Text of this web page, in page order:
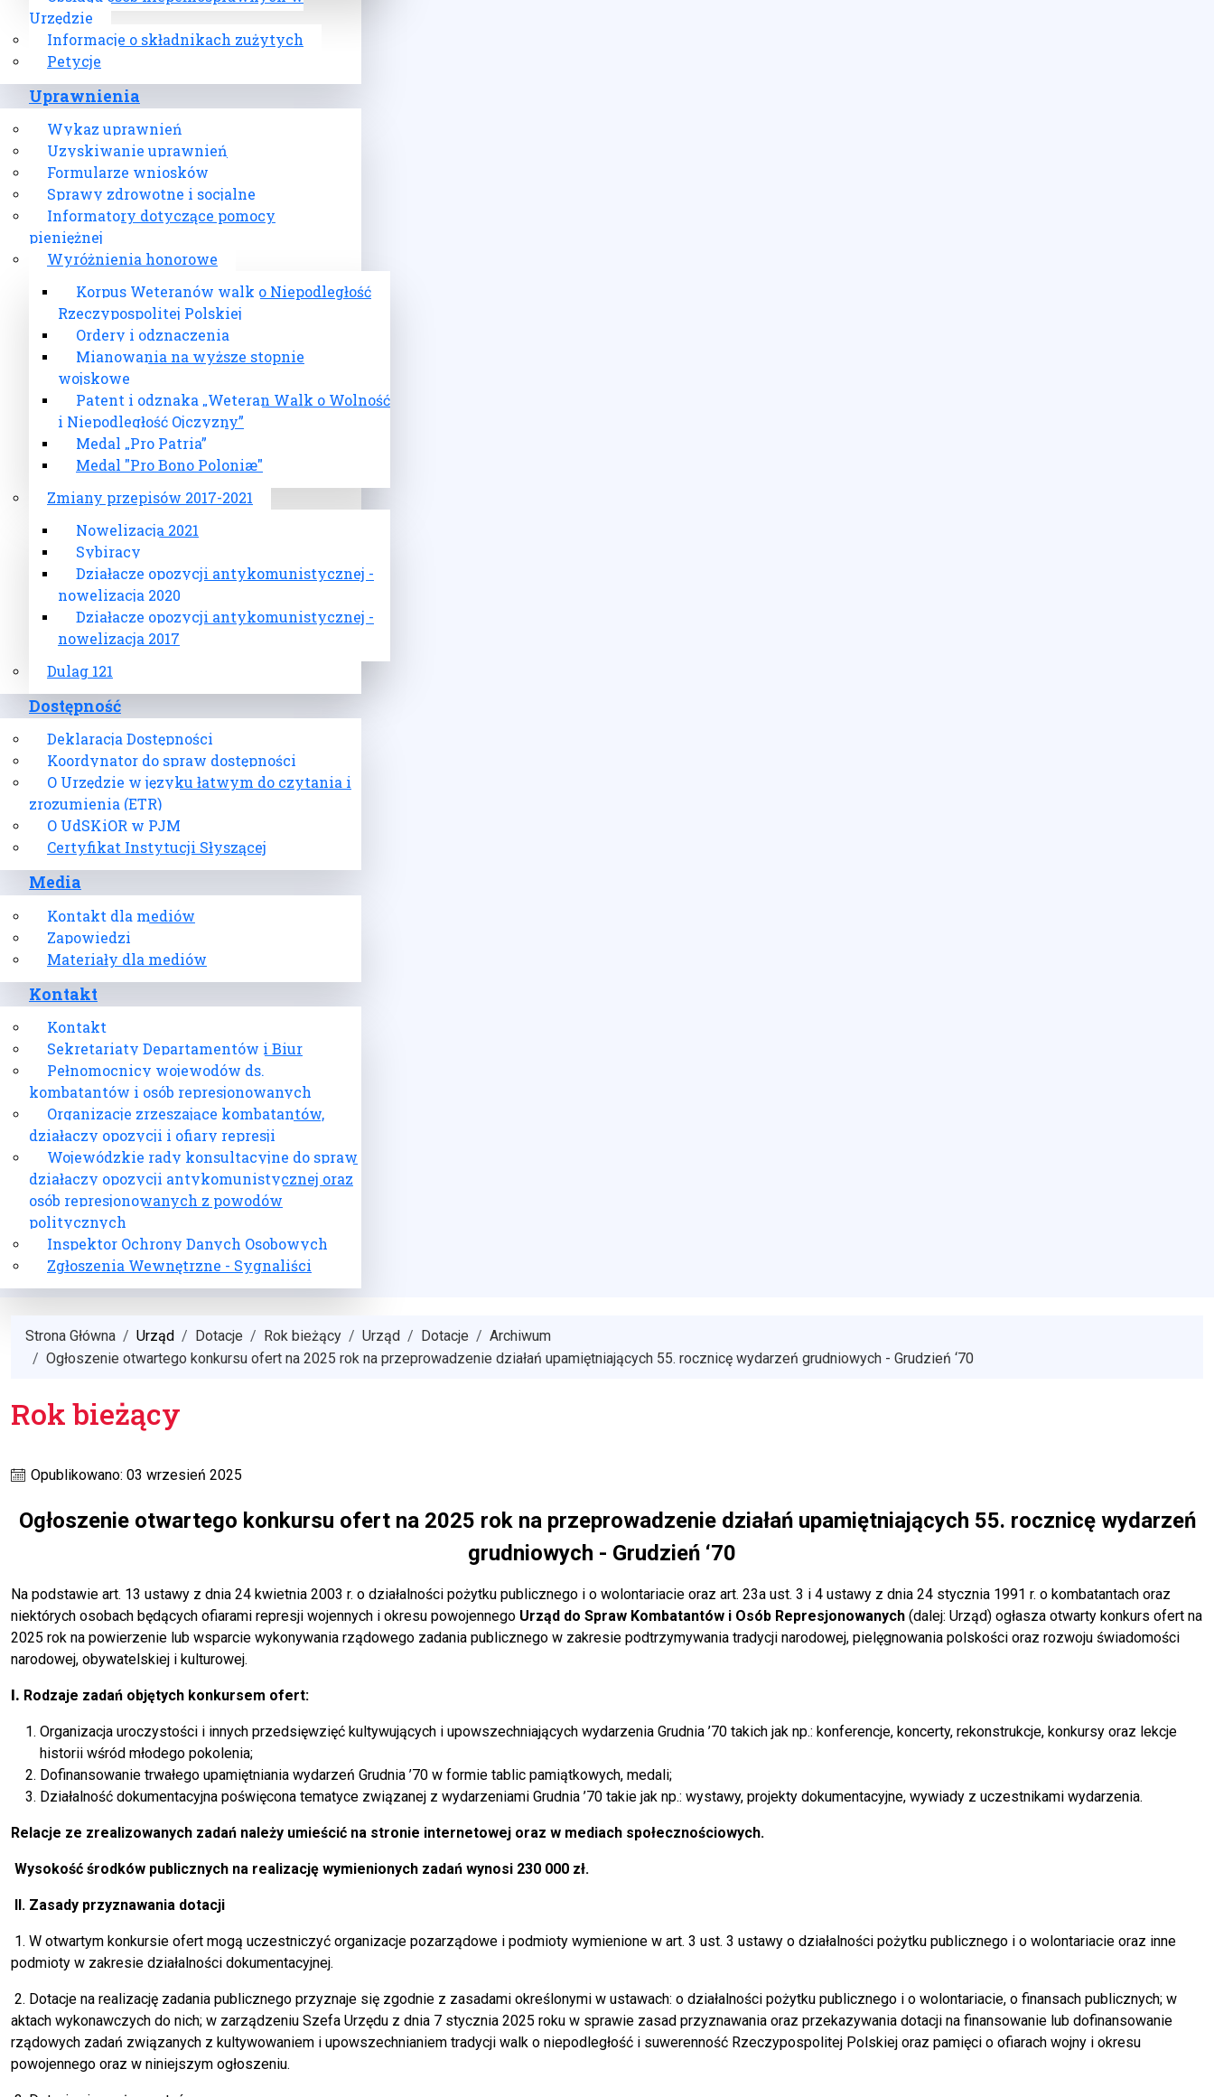
Urzędzie
Informacje o składnikach zużytych
Petycje
Uprawnienia
Wykaz uprawnień
Uzyskiwanie uprawnień
Formularze wniosków
Sprawy zdrowotne i socjalne
Informatory dotyczące pomocy
pieniężnej
Wyróżnienia honorowe
Korpus Weteranów walk o Niepodległość
Rzeczypospolitej Polskiej
Ordery i odznaczenia
Mianowania na wyższe stopnie
wojskowe
Patent i odznaka „Weteran Walk o Wolność
i Niepodległość Ojczyzny”
Medal „Pro Patria”
Medal "Pro Bono Poloniæ"
Zmiany przepisów 2017-2021
Nowelizacja 2021
Sybiracy
Działacze opozycji antykomunistycznej -
nowelizacja 2020
Działacze opozycji antykomunistycznej -
nowelizacja 2017
Dulag 121
Dostępność
Deklaracja Dostępności
Koordynator do spraw dostępności
O Urzędzie w języku łatwym do czytania i
zrozumienia (ETR)
O UdSKiOR w PJM
Certyfikat Instytucji Słyszącej
Media
Kontakt dla mediów
Zapowiedzi
Materiały dla mediów
Kontakt
Kontakt
Sekretariaty Departamentów i Biur
Pełnomocnicy wojewodów ds.
kombatantów i osób represjonowanych
Organizacje zrzeszające kombatantów,
działaczy opozycji i ofiary represji
Wojewódzkie rady konsultacyjne do spraw
działaczy opozycji antykomunistycznej oraz
osób represjonowanych z powodów
politycznych
Inspektor Ochrony Danych Osobowych
Zgłoszenia Wewnętrzne - Sygnaliści
Strona Główna Urząd Dotacje Rok bieżący Urząd Dotacje
Archiwum
Ogłoszenie otwartego konkursu ofert na 2025 rok na przeprowadzenie działań upamiętniających 55. rocznicę wydarzeń grudniowych - Grudzień ‘70
Rok bieżący
Opublikowano: 03 wrzesień 2025
Ogłoszenie otwartego konkursu ofert na 2025 rok na przeprowadzenie działań upamiętniających 55. rocznicę wydarzeń
grudniowych - Grudzień ‘70
Na podstawie art. 13 ustawy z dnia 24 kwietnia 2003 r. o działalności pożytku publicznego i o wolontariacie oraz art. 23a ust. 3 i 4 ustawy z dnia 24 stycznia 1991 r. o kombatantach oraz
niektórych osobach będących ofiarami represji wojennych i okresu powojennego Urząd do Spraw Kombatantów i Osób Represjonowanych (dalej: Urząd) ogłasza otwarty konkurs ofert na
2025 rok na powierzenie lub wsparcie wykonywania rządowego zadania publicznego w zakresie podtrzymywania tradycji narodowej, pielęgnowania polskości oraz rozwoju świadomości
narodowej, obywatelskiej i kulturowej.
I. Rodzaje zadań objętych konkursem ofert:
Organizacja uroczystości i innych przedsięwzięć kultywujących i upowszechniających wydarzenia Grudnia ’70 takich jak np.: konferencje, koncerty, rekonstrukcje, konkursy oraz lekcje
historii wśród młodego pokolenia;
Dofinansowanie trwałego upamiętniania wydarzeń Grudnia ’70 w formie tablic pamiątkowych, medali;
Działalność dokumentacyjna poświęcona tematyce związanej z wydarzeniami Grudnia ’70 takie jak np.: wystawy, projekty dokumentacyjne, wywiady z uczestnikami wydarzenia.
Relacje ze zrealizowanych zadań należy umieścić na stronie internetowej oraz w mediach społecznościowych.
Wysokość środków publicznych na realizację wymienionych zadań wynosi 230 000 zł.
II. Zasady przyznawania dotacji
1. W otwartym konkursie ofert mogą uczestniczyć organizacje pozarządowe i podmioty wymienione w art. 3 ust. 3 ustawy o działalności pożytku publicznego i o wolontariacie oraz inne
podmioty w zakresie działalności dokumentacyjnej.
2. Dotacje na realizację zadania publicznego przyznaje się zgodnie z zasadami określonymi w ustawach: o działalności pożytku publicznego i o wolontariacie, o finansach publicznych; w
aktach wykonawczych do nich; w zarządzeniu Szefa Urzędu z dnia 7 stycznia 2025 roku w sprawie zasad przyznawania oraz przekazywania dotacji na finansowanie lub dofinansowanie
rządowych zadań związanych z kultywowaniem i upowszechnianiem tradycji walk o niepodległość i suwerenność Rzeczypospolitej Polskiej oraz pamięci o ofiarach wojny i okresu
powojennego oraz w niniejszym ogłoszeniu.